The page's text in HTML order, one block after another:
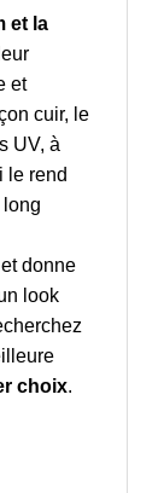
et la
et
cuir, le
UV, à
le rend
donne
look
choix.